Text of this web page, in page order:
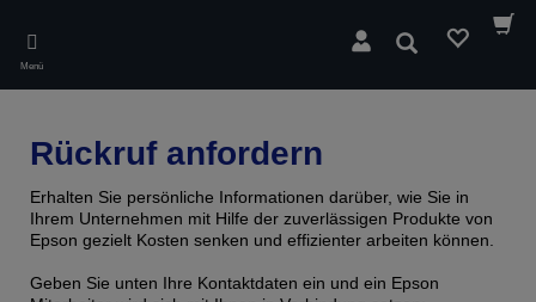
main
content
Menü
Suchen
Rückruf anfordern
Erhalten Sie persönliche Informationen darüber, wie Sie in
Ihrem Unternehmen mit Hilfe der zuverlässigen Produkte von
Epson gezielt Kosten senken und effizienter arbeiten können.
Geben Sie unten Ihre Kontaktdaten ein und ein Epson